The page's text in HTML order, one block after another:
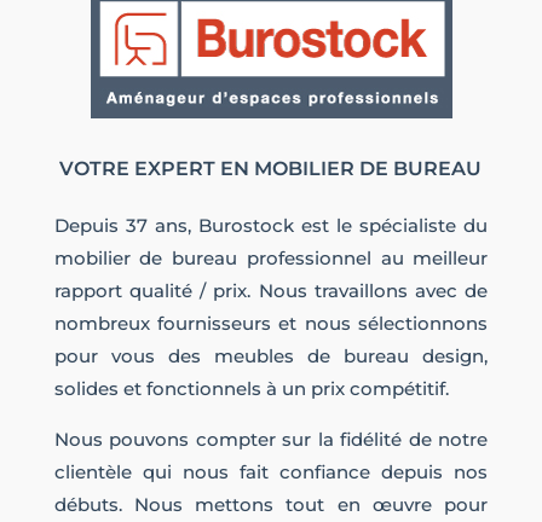
VOTRE EXPERT EN MOBILIER DE BUREAU
Depuis 37 ans, Burostock est le spécialiste du
mobilier de bureau professionnel au meilleur
rapport qualité / prix. Nous travaillons avec de
nombreux fournisseurs et nous sélectionnons
pour vous des meubles de bureau design,
solides et fonctionnels à un prix compétitif.
Nous pouvons compter sur la fidélité de notre
clientèle qui nous fait confiance depuis nos
débuts. Nous mettons tout en œuvre pour